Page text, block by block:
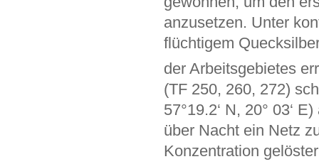
anzusetzen. Unter
flüchtigem
der Arbeitsgebietes
(TF 250, 260, 272)
57°19.2‘ N, 20° 03‘
über Nacht ein Netz
Konzentration